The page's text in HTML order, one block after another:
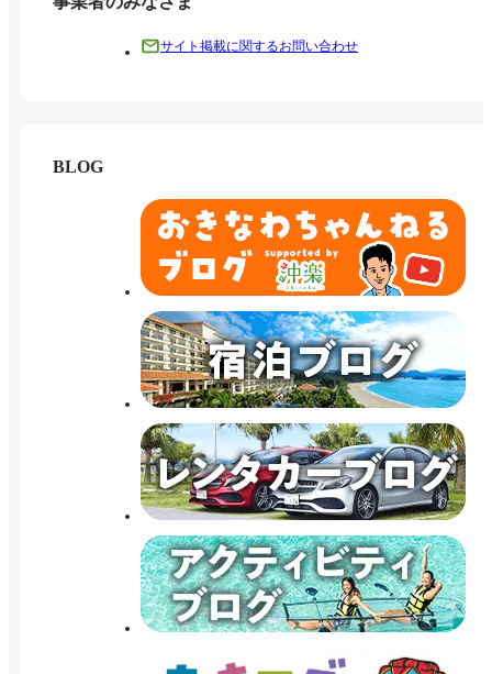
サイト掲載に関するお問い合わせ
BLOG